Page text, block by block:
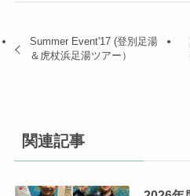
Summer Event'17 (登別足湯
＆虎杖浜足湯ツアー）
関連記事